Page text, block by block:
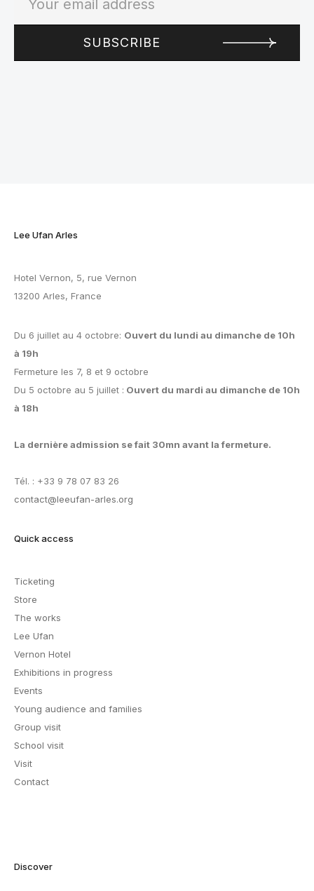
Lee Ufan Arles
Hotel Vernon, 5, rue Vernon
13200 Arles, France
Du 6 juillet au 4 octobre: Ouvert du lundi au dimanche de 10h
à 19h
Fermeture les 7, 8 et 9 octobre
Du 5 octobre au 5 juillet : Ouvert du mardi au dimanche de 10h
à 18h
La dernière admission se fait 30mn avant la fermeture.
Tél. : +33 9 78 07 83 26
contact@leeufan-arles.org
Quick access
Ticketing
Store
The works
Lee Ufan
Vernon Hotel
Exhibitions in progress
Events
Young audience and families
Group visit
School visit
Visit
Contact
Discover